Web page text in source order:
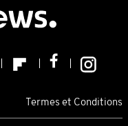
Termes et Conditions